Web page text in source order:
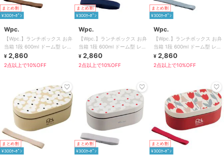
まとめ割
¥300ｸｰﾎﾟﾝ
Wpc.
【Wpc.】ランチボックス お弁
当箱 1段 600ml ドーム型 レン
ジ対応 食洗器対応 日本製
¥ 2,860
2点以上で10%OFF
まとめ割
¥300ｸｰﾎﾟﾝ
Wpc.
【Wpc.】ランチボックス お弁
当箱 1段 600ml ドーム型 レン
ジ対応 食洗器対応 日本製
¥ 2,860
2点以上で10%OFF
まとめ割
¥300ｸｰﾎﾟﾝ
Wpc.
【Wpc.】ランチボックス お弁
当箱 1段 600ml ドーム型 レン
ジ対応 食洗器対応 日本製
¥ 2,860
2点以上で10%OFF
まとめ割
¥300ｸｰﾎﾟﾝ
まとめ割
¥300ｸｰﾎﾟﾝ
まとめ割
¥300ｸｰﾎﾟﾝ